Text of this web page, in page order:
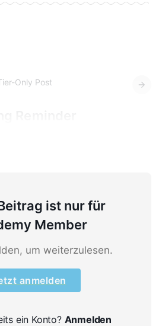
Only Post
ist nur für
Member
um weiterzulesen.
anmelden
ein Konto? Anmelden